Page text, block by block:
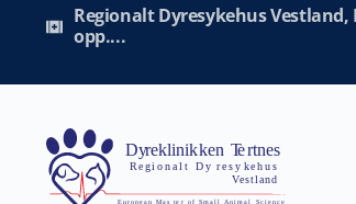
Regionalt Dyresykehus
opp....